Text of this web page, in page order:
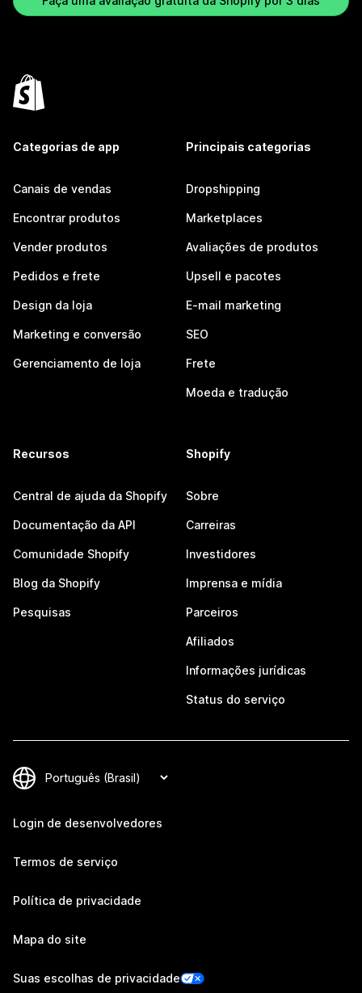
Categorias de app
Canais de vendas
Encontrar produtos
Vender produtos
Pedidos e frete
Design da loja
Marketing e conversão
Gerenciamento de loja
Principais categorias
Dropshipping
Marketplaces
Avaliações de produtos
Upsell e pacotes
E-mail marketing
SEO
Frete
Moeda e tradução
Recursos
Central de ajuda da Shopify
Documentação da API
Comunidade Shopify
Blog da Shopify
Pesquisas
Shopify
Sobre
Carreiras
Investidores
Imprensa e mídia
Parceiros
Afiliados
Informações jurídicas
Status do serviço
Login de desenvolvedores
Termos de serviço
Política de privacidade
Mapa do site
Suas escolhas de privacidade